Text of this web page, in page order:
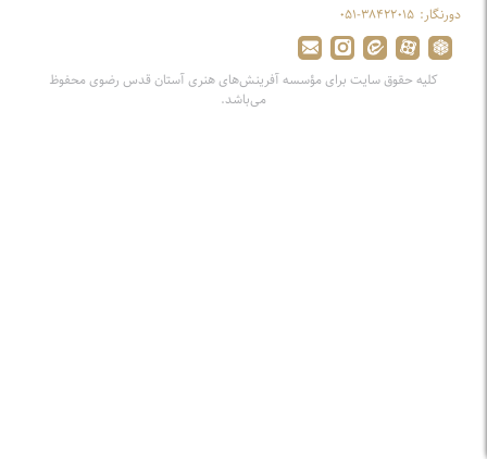
دورنگار: ۰۵۱-۳۸۴۲۲۰۱۵
کلیه حقوق سایت برای مؤسسه آفرینش‌های هنری آستان قدس رضوی محفوظ
می‌باشد.